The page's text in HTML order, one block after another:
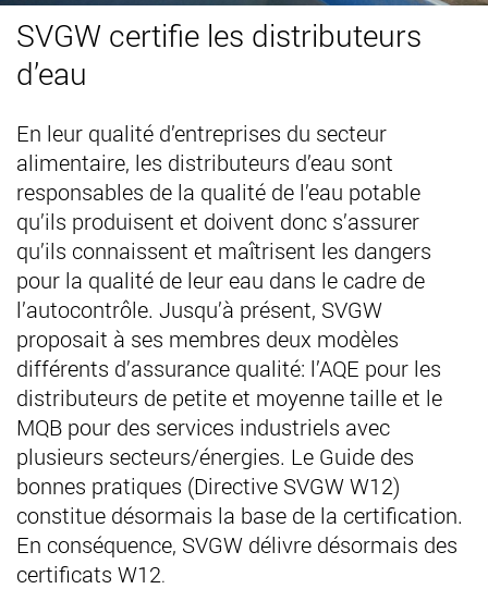
SVGW certifie les distributeurs
d’eau
En leur qualité d’entreprises du secteur
alimentaire, les distributeurs d’eau sont
responsables de la qualité de l’eau potable
qu’ils produisent et doivent donc s’assurer
qu’ils connaissent et maîtrisent les dangers
pour la qualité de leur eau dans le cadre de
l’autocontrôle. Jusqu’à présent, SVGW
proposait à ses membres deux modèles
différents d’assurance qualité: l’AQE pour les
distributeurs de petite et moyenne taille et le
MQB pour des services industriels avec
plusieurs secteurs/énergies. Le Guide des
bonnes pratiques (Directive SVGW W12)
constitue désormais la base de la certification.
En conséquence, SVGW délivre désormais des
certificats W12.